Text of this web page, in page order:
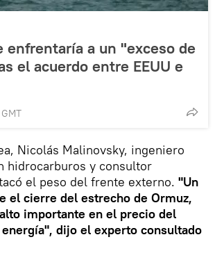
enfrentaría a un "exceso de
el acuerdo entre EEUU e
Nicolás Malinovsky, ingeniero
hidrocarburos y consultor
el peso del frente externo. "Un
el cierre del estrecho de Ormuz,
importante en el precio del
dijo el experto consultado